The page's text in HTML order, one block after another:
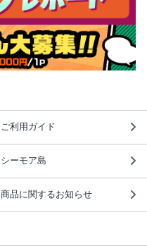
ご利用ガイド
シーモア島
商品に関するお知らせ